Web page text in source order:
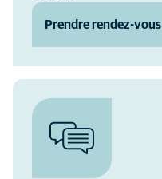
Prendre rendez-vous